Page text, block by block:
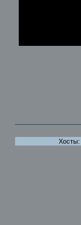
Хосты: